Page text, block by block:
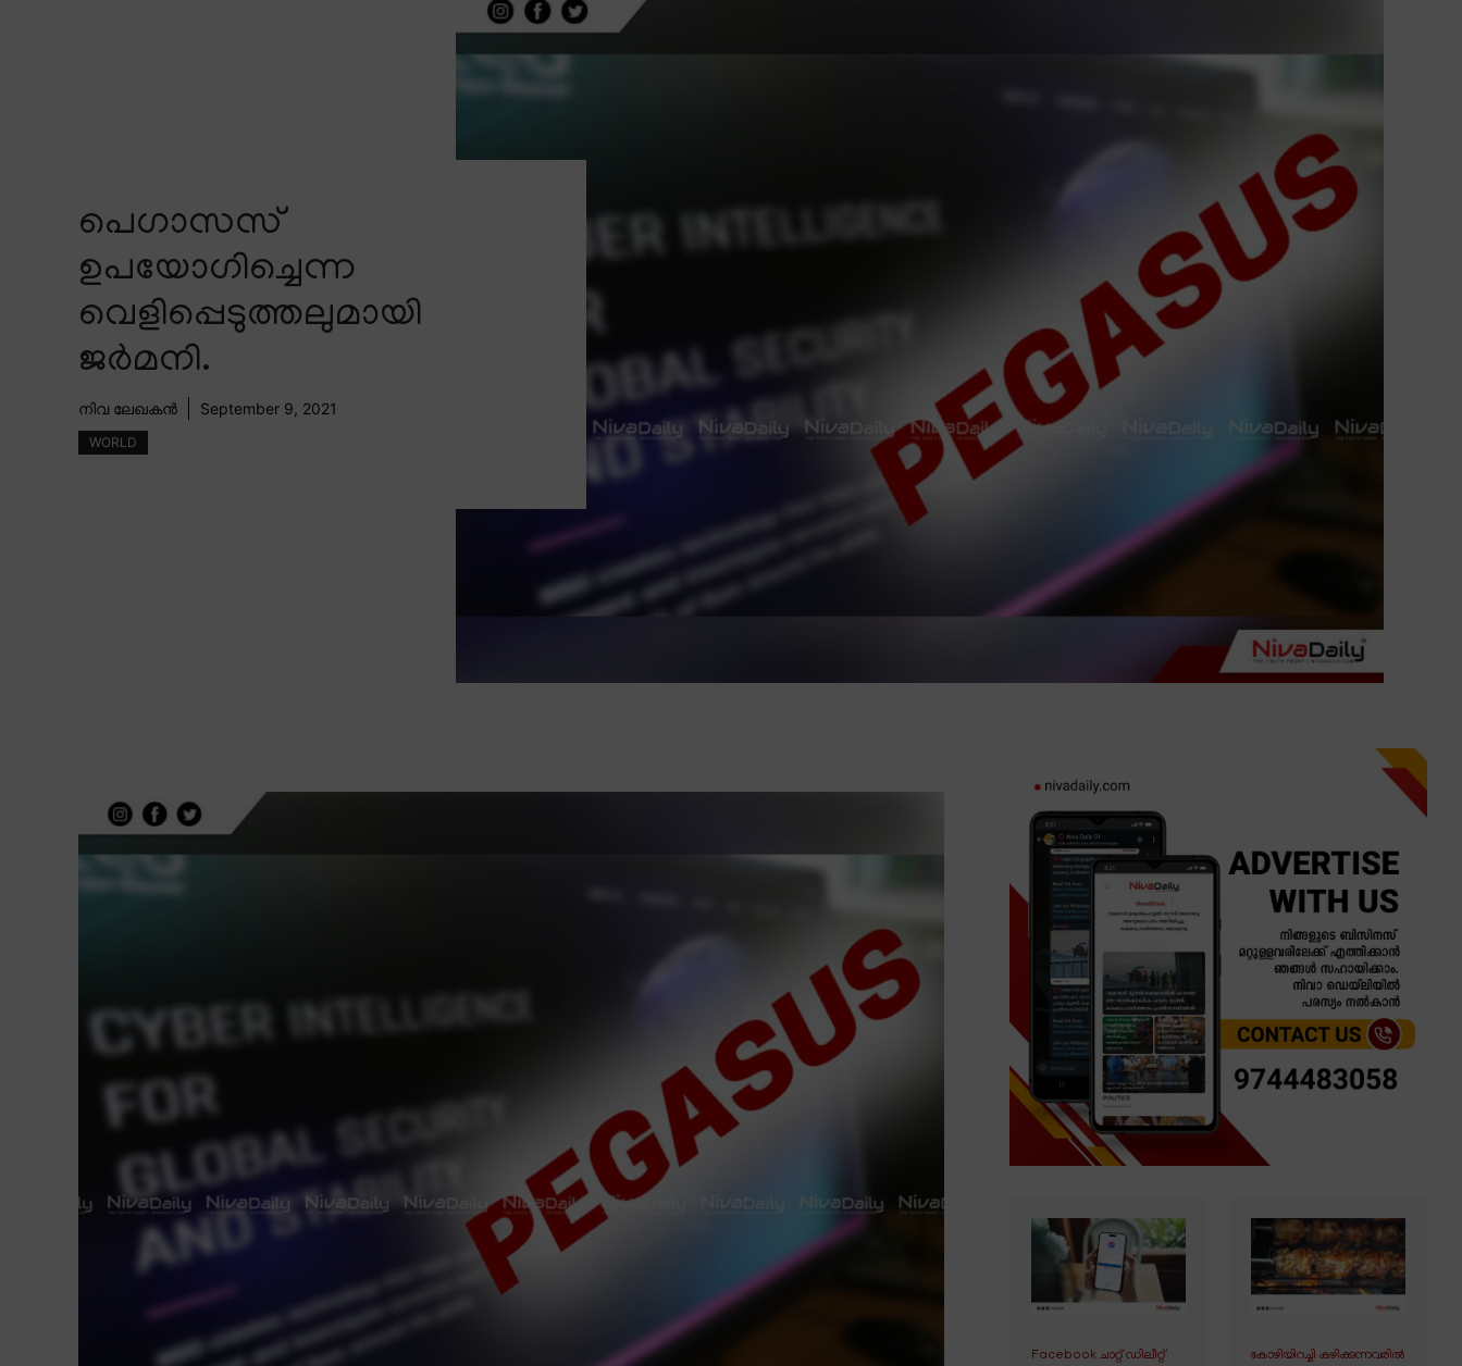
പെഗാസസ്
ഉപയോഗിച്ചെന്ന
വെളിപ്പെടുത്തലുമായി
ജർമനി.
നിവ ലേഖകൻ September 9, 2021
WORLD
Facebook ചാറ്റ് ഡിലീറ്റ്
കോഴിയിറച്ചി കഴിക്കുന്നവരിൽ